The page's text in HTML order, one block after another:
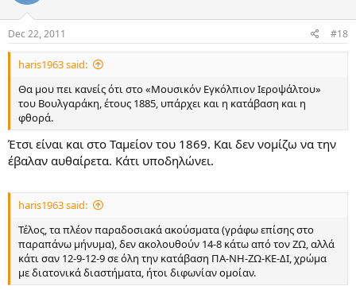
Dec 22, 2011 #18
haris1963 said:
Θα μου πει κανείς ότι στο «Μουσικόν Εγκόλπιον Ιεροψάλτου»
του Βουλγαράκη, έτους 1885, υπάρχει και η κατάβαση και η
φθορά.
Έτσι είναι και στο Ταμείον του 1869. Και δεν νομίζω να την
έβαλαν αυθαίρετα. Κάτι υποδηλώνει.
haris1963 said:
Τέλος, τα πλέον παραδοσιακά ακούσματα (γράφω επίσης στο
παραπάνω μήνυμα), δεν ακολουθούν 14-8 κάτω από τον ΖΩ, αλλά
κάτι σαν 12-9-12-9 σε όλη την κατάβαση ΠΑ-ΝΗ-ΖΩ-ΚΕ-ΔΙ, χρώμα
με διατονικά διαστήματα, ήτοι διφωνίαν ομοίαν.